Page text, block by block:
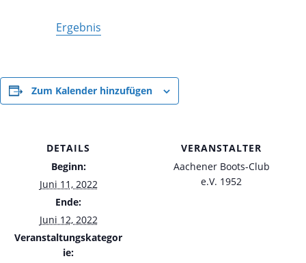
Ergebnis
Zum Kalender hinzufügen
DETAILS
Beginn:
Juni 11, 2022
Ende:
Juni 12, 2022
Veranstaltungskategor
ie:
VERANSTALTER
Aachener Boots-Club
e.V. 1952